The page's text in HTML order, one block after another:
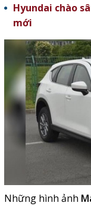
Hyundai chào
mới
Những hình ảnh